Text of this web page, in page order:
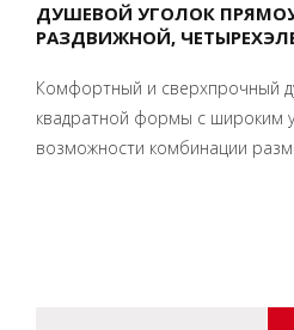
ДУШЕВОЙ УГОЛОК
РАЗДВИЖНОЙ,
Комфортный и сверхпрочный
квадратной формы с широким
возможности комбинации